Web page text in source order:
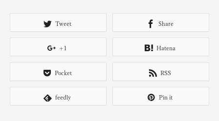
Tweet Share
+1 Hatena
Pocket RSS
feedly Pin it